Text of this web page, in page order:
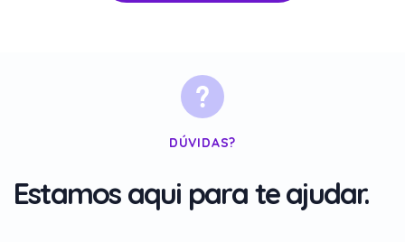
DÚVIDAS?
Estamos aqui para te ajudar.